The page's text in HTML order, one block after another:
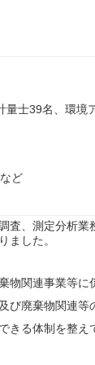
量士39名、環境
ど
査、測定分析業
ました。
物関連事業等に
び廃棄物関連等
きる体制を整え